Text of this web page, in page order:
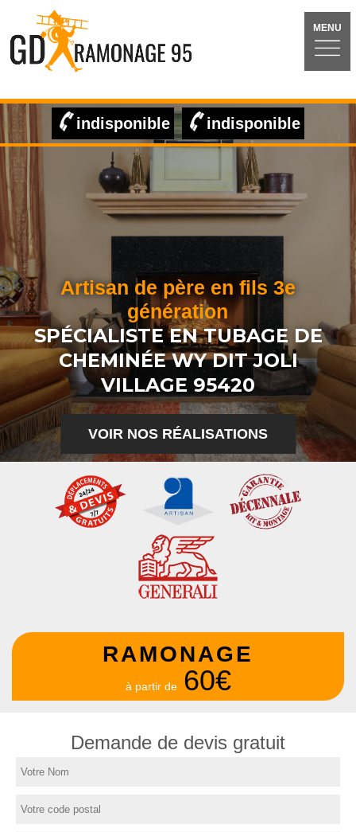
MENU
indisponible indisponible
Artisan de père en fils 3e
génération
SPÉCIALISTE EN TUBAGE DE
CHEMINÉE WY DIT JOLI
VILLAGE 95420
VOIR NOS RÉALISATIONS
RAMONAGE
à partir de 60€
Demande de devis gratuit